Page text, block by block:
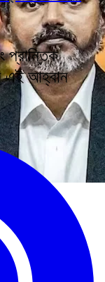
প্রান্তিক
এই আহ্বান